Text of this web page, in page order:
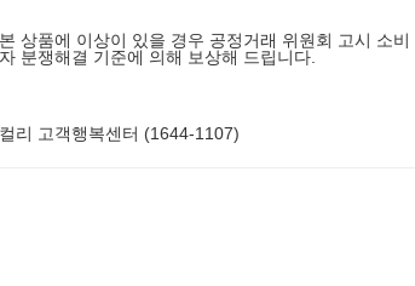
본 상품에 이상이 있을 경우 공정거래 위원회 고시 소비
자 분쟁해결 기준에 의해 보상해 드립니다.
컬리 고객행복센터 (1644-1107)